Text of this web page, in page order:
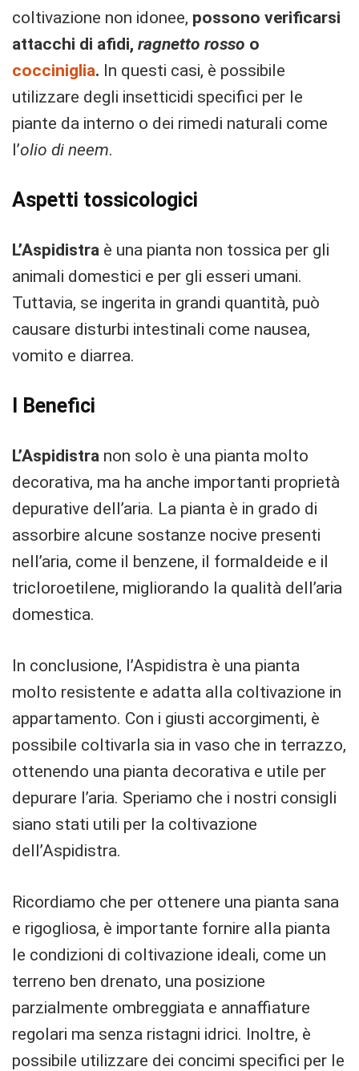
coltivazione non idonee, possono verificarsi
attacchi di afidi, ragnetto rosso o
cocciniglia. In questi casi, è possibile
utilizzare degli insetticidi specifici per le
piante da interno o dei rimedi naturali come
l’olio di neem.
Aspetti tossicologici
L’Aspidistra è una pianta non tossica per gli
animali domestici e per gli esseri umani.
Tuttavia, se ingerita in grandi quantità, può
causare disturbi intestinali come nausea,
vomito e diarrea.
I Benefici
L’Aspidistra non solo è una pianta molto
decorativa, ma ha anche importanti proprietà
depurative dell’aria. La pianta è in grado di
assorbire alcune sostanze nocive presenti
nell’aria, come il benzene, il formaldeide e il
tricloroetilene, migliorando la qualità dell’aria
domestica.
In conclusione, l’Aspidistra è una pianta
molto resistente e adatta alla coltivazione in
appartamento. Con i giusti accorgimenti, è
possibile coltivarla sia in vaso che in terrazzo,
ottenendo una pianta decorativa e utile per
depurare l’aria. Speriamo che i nostri consigli
siano stati utili per la coltivazione
dell’Aspidistra.
Ricordiamo che per ottenere una pianta sana
e rigogliosa, è importante fornire alla pianta
le condizioni di coltivazione ideali, come un
terreno ben drenato, una posizione
parzialmente ombreggiata e annaffiature
regolari ma senza ristagni idrici. Inoltre, è
possibile utilizzare dei concimi specifici per le